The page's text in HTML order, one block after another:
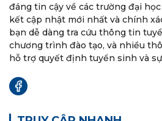
đáng tin cậy về các trường đại
kết cập nhật mới nhất và chính
bạn dễ dàng tra cứu thông tin
chương trình đào tạo, và nhiều
hỗ trợ quyết định tuyển sinh và